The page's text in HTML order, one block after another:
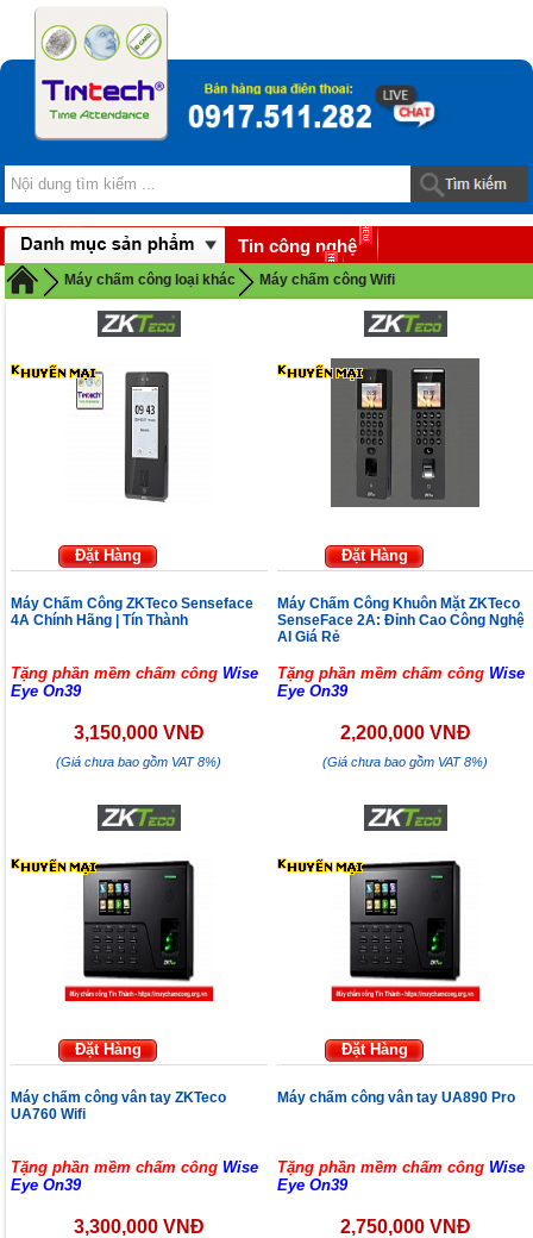
Tin công nghệ
Download
Máy chấm công loại khác Máy chấm công Wifi
Đặt Hàng
Máy Chấm Công ZKTeco Senseface
4A Chính Hãng | Tín Thành
Tặng phần mềm chấm công Wise
Eye On39
3,150,000 VNĐ
(Giá chưa bao gồm VAT 8%)
Đặt Hàng
Máy Chấm Công Khuôn Mặt ZKTeco
SenseFace 2A: Đỉnh Cao Công Nghệ
AI Giá Rẻ
Tặng phần mềm chấm công Wise
Eye On39
2,200,000 VNĐ
(Giá chưa bao gồm VAT 8%)
Đặt Hàng
Máy chấm công vân tay ZKTeco
UA760 Wifi
Tặng phần mềm chấm công Wise
Eye On39
3,300,000 VNĐ
Đặt Hàng
Máy chấm công vân tay UA890 Pro
Tặng phần mềm chấm công Wise
Eye On39
2,750,000 VNĐ